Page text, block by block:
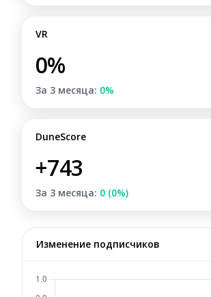
VR
0%
За 3 месяца: 0%
DuneScore
+743
За 3 месяца: 0 (0%)
Изменение подписчиков